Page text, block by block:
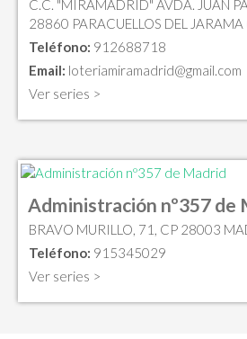
C.C. "MIRAMADRID" AVDA. JUAN
28860 PARACUELLOS DEL
Teléfono: 912688718
Email: loteriamiramadrid@gmail.com
Ver series >
Administración nº357 de
BRAVO MURILLO, 71, CP 28003
Teléfono: 915345029
Ver series >